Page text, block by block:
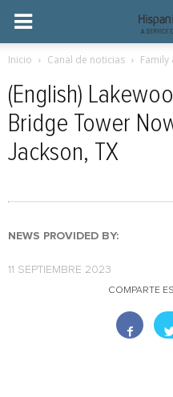
Inicio Canal de noticias Family
(English)
Bridge Tower
Jackson, TX
NEWS PROVIDED BY:
11 SEPTIEMBRE 2023
COMPARTE